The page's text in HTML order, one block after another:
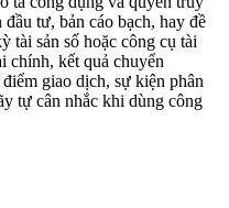
tư, bản cáo bạch, hay đề
tài sản số hoặc công cụ tài
chính, kết quả chuyển
giao dịch, sự kiện phân
tự cân nhắc khi dùng công